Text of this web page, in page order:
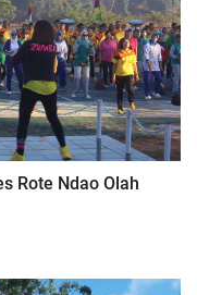
Rote Ndao Olah